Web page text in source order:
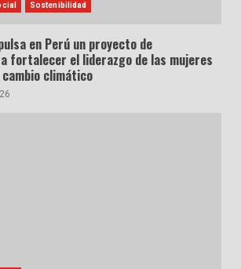
Sostenibilidad
en Perú un proyecto de
fortalecer el liderazgo de las mujeres
climático